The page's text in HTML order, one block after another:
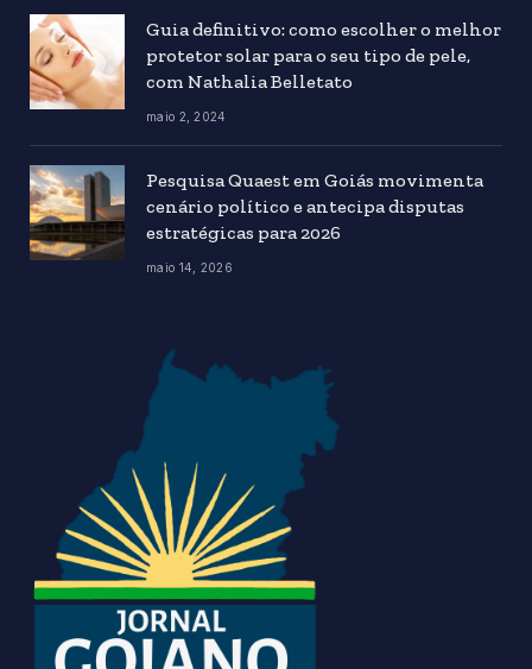
Guia definitivo: como escolher o melhor
protetor solar para o seu tipo de pele,
com Nathalia Belletato
maio 2, 2024
Pesquisa Quaest em Goiás movimenta
cenário político e antecipa disputas
estratégicas para 2026
maio 14, 2026